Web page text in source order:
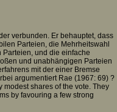
verbunden. Er behauptet, dass
Parteien, die Mehrheitswahl
und die einfache
und unabhängigen Parteien
mit der einer Bremse
argumentiert Rae (1967: 69) ?
modest shares of the vote. They
by favouring a few strong